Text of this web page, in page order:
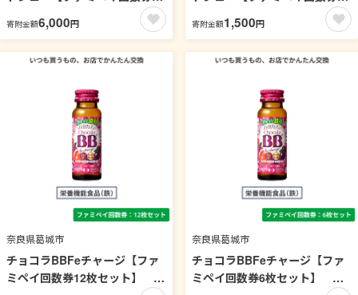
枚セット】 引換可能エリア：
北海道
寄附金額6,000円
枚セット】 引換可能エリア：
北海道
寄附金額1,500円
奈良県葛城市
チョコラBBFeチャージ【ファ
ミペイ回数券12枚セット】 ビ
奈良県葛城市
チョコラBBFeチャージ【ファ
ミペイ回数券6枚セット】 ビ